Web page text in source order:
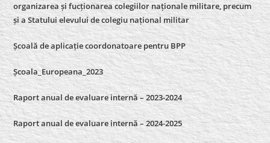
organizarea și fucționarea colegiilor naționale militare, precum
și a Statului elevului de colegiu național militar
Școală de aplicație coordonatoare pentru BPP
Școala_Europeana_2023
Raport anual de evaluare internă – 2023-2024
Raport anual de evaluare internă –2024-2025